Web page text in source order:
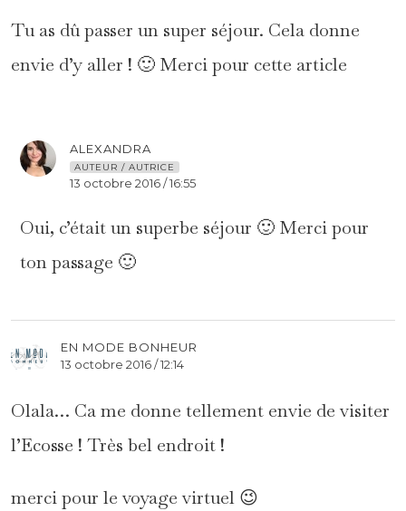
Tu as dû passer un super séjour. Cela donne
envie d’y aller ! 🙂 Merci pour cette article
ALEXANDRA
AUTEUR / AUTRICE
13 octobre 2016 / 16:55
Oui, c’était un superbe séjour 🙂 Merci pour
ton passage 🙂
EN MODE BONHEUR
13 octobre 2016 / 12:14
Olala… Ca me donne tellement envie de visiter
l’Ecosse ! Très bel endroit !
merci pour le voyage virtuel 😉